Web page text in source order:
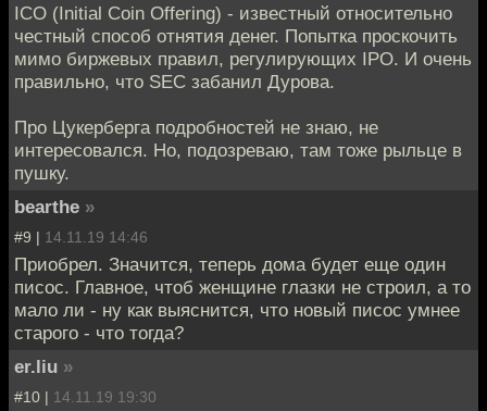
ICO (Initial Coin Offering) - известный относительно
честный способ отнятия денег. Попытка проскочить
мимо биржевых правил, регулирующих IPO. И очень
правильно, что SEC забанил Дурова.
Про Цукерберга подробностей не знаю, не
интересовался. Но, подозреваю, там тоже рыльце в
пушку.
bearthe »
#9 | 14.11.19 14:46
Приобрел. Значится, теперь дома будет еще один
писос. Главное, чтоб женщине глазки не строил, а то
мало ли - ну как выяснится, что новый писос умнее
старого - что тогда?
er.liu »
#10 | 14.11.19 19:30